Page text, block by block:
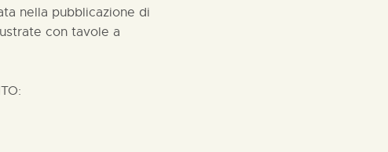
nella pubblicazione di
con tavole a